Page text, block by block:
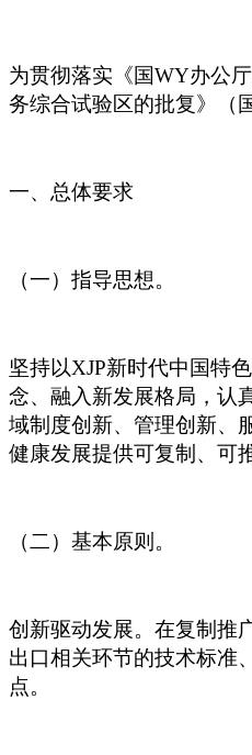
为贯彻落实《国WY办公
务综合试验区的批复》（
一、总体要求
（一）指导思想。
坚持以XJP新时代中国特
念、融入新发展格局，认
域制度创新、管理创新、
健康发展提供可复制、可
（二）基本原则。
创新驱动发展。在复制推
出口相关环节的技术标准
点。